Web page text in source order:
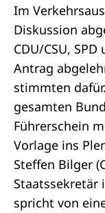
Im
Diskussion
CDU/CSU,
Antrag
stimmten
gesamten
Führerschein
Vorlage ins
Steffen Bilger
Staatssekretär
spricht von